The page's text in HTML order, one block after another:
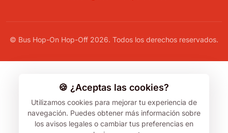
© Bus Hop-On Hop-Off 2026. Todos los derechos reservados.
🍪 ¿Aceptas las cookies?
Utilizamos cookies para mejorar tu experiencia de
navegación. Puedes obtener más información sobre
los avisos legales o cambiar tus preferencias en